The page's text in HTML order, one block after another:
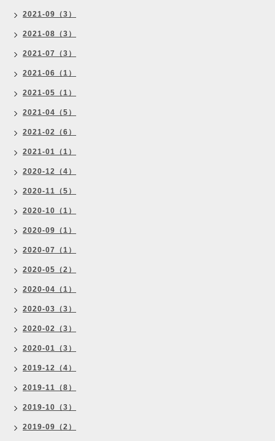
2021-09（3）
2021-08（3）
2021-07（3）
2021-06（1）
2021-05（1）
2021-04（5）
2021-02（6）
2021-01（1）
2020-12（4）
2020-11（5）
2020-10（1）
2020-09（1）
2020-07（1）
2020-05（2）
2020-04（1）
2020-03（3）
2020-02（3）
2020-01（3）
2019-12（4）
2019-11（8）
2019-10（3）
2019-09（2）